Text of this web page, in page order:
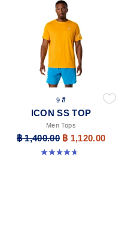
9 สี
ICON SS TOP
Men Tops
฿ 1,400.00 ฿ 1,120.00
4.7 จาก 5 ดาว 33 รีวิว